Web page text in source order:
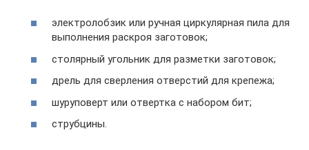
электролобзик или ручная циркулярная пила для
выполнения раскроя заготовок;
столярный угольник для разметки заготовок;
дрель для сверления отверстий для крепежа;
шуруповерт или отвертка с набором бит;
струбцины.